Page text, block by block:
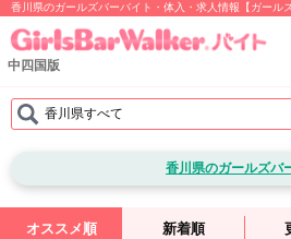
香川県のガールズバーバイト・体入・求人情報【ガール
中四国版
香川県すべて
香川県のガールズバ
オススメ順 新着順